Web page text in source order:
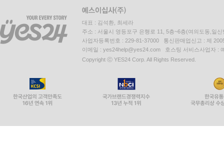
대표 : 김석환, 최세라
주소 : 서울시 영등포구 은행로 11, 5층~6층(여의도동,일신
사업자등록번호 : 229-81-37000 통신판매업신고 : 제
이메일 : yes24help@yes24.com 호스팅 서비스사업자 :
Copyright ⓒ YES24 Corp. All Rights Reserved.